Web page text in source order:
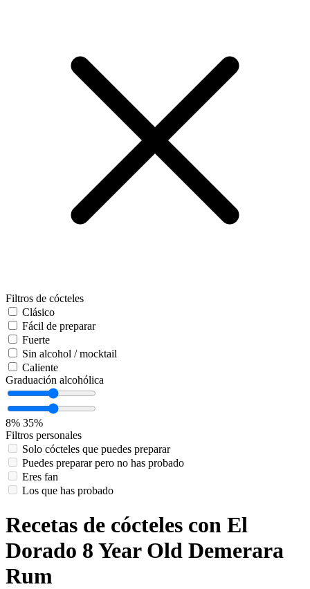
Filtros de cócteles
Clásico
Fácil de preparar
Fuerte
Sin alcohol / mocktail
Caliente
Graduación alcohólica
8% 35%
Filtros personales
Solo cócteles que puedes preparar
Puedes preparar pero no has probado
Eres fan
Los que has probado
Recetas de cócteles con El
Dorado 8 Year Old Demerara
Rum